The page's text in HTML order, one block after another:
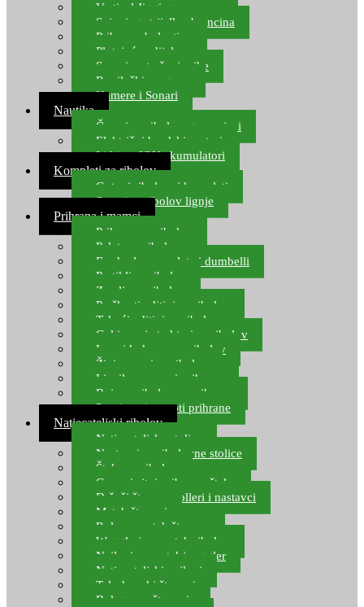
Vertical Jigging
Spinning strijelke, brancina
Pribor za bolentino
Plutajuća odijela
Sonari za traženje ribe
Ronilački program
Kamere i Sonari
Nautika
Čamci za ribolov, gumenjaci
Električni brodski motori
Lithium ION akumulatori
Kompleti za ribolov
Gotovi ribolovni kompleti
Setovi za ribolov lignje
Prihrana i mamci
Prihrana za ribolov
Pelete za ribolov
Feeder lovne pelete i dumbelli
Partikli za ribolov
Zemlja za ribolov
Praškasti aditivi za ribolov
Tekući aditivi za ribolov
Gel i sprej atraktori za ribolov
Lovni kukuruz za ribolov
Živi mamci za ribolov
Ljepilo za crve i prihranu
Boje za ribolovnu prihranu
Provjereni recepti prihrane
Natjecateljski ribolov
Natjecateljske stolice
Nastavci za ribolovne stolice
Šteke za ribolov
Gume i sitni pribor za šteku
Držači štapova rolleri i nastavci
Match štapovi
Role za match štapove
Waggleri za match ribolov
Najloni za match/waggler
Natjecateljski najloni
Teleskopski štapovi
Bolognese štapovi